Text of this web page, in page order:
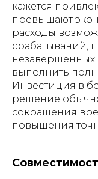
кажется
превышают
расходы
срабатываний,
выполнить
Инвестиция в
решение обычно
сокращения
повышения